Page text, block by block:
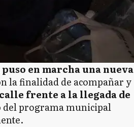
en marcha una nueva
la finalidad de acompañar y
frente a la llegada de
del programa municipal